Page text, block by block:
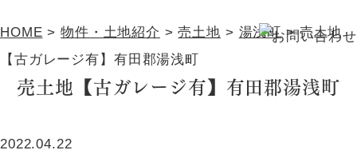
HOME > 物件・土地紹介 >売土地 > 湯浅町>売土地
【古ガレージ有】有田郡湯浅町
売土地【古ガレージ有】有田郡湯浅町
2022.04.22